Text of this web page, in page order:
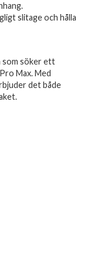
slitage och hålla
som söker ett
Max. Med
det både